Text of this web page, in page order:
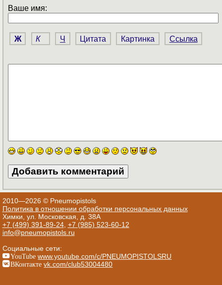
Ваше имя:
Ж К Ч Цитата Картинка Ссылка
2010—2026 © Pneumopistols
Политика в отношении обработки персональных данных
Химки, ул. Московская, д. 38А
+7 (499) 391-89-24, +7 (985) 523-60-12
info@pneumopistols.ru
Социальные сети:
YouTube www.youtube.com/c/PNEUMOPISTOLSRU
ВКонтакте vk.com/club53004480